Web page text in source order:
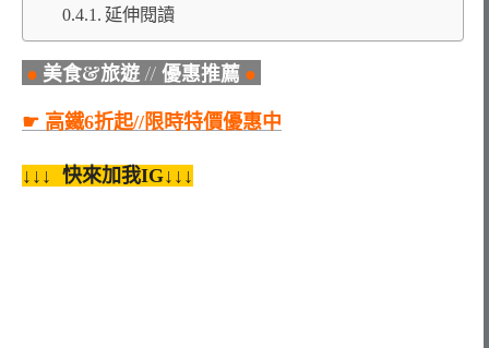
延伸閱讀
● 美食&旅遊 // 優惠推薦 ●
☛ 高鐵6折起//限時特價優惠中
↓↓↓ 快來加我IG↓↓↓